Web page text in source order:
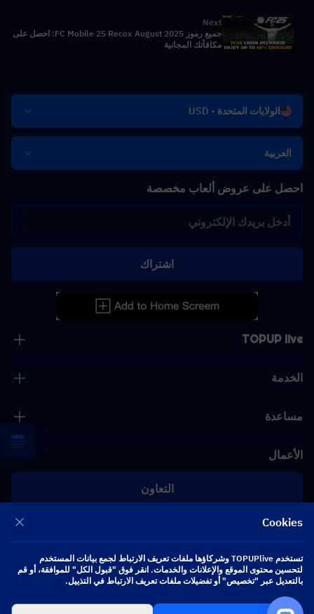
Next
جميع رموز FC Mobile 25 Recox August 2025: احصل على
مكافآتك المجانية
الولايات المتحدة - USD
العربية
TOPUP live
الخدمة
مساعدة
الأعمال
التعاون
[email protected]
[email protected]
احصل على عروض ألعاب مخصصة
اشتراك
تابعنا
Cookies
تستخدم TOPUPlive وشركاؤها ملفات تعريف الارتباط لجمع بيانات المستخدم
لتحسين محتوى الموقع والإعلانات والخدمات. انقر فوق "قبول الكل" للموافقة، أو قم
بالتعديل عبر "تخصيص" أو تفضيلات ملفات تعريف الارتباط في التذييل.